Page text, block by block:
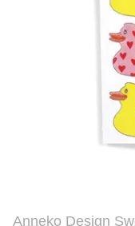
Anneko Design